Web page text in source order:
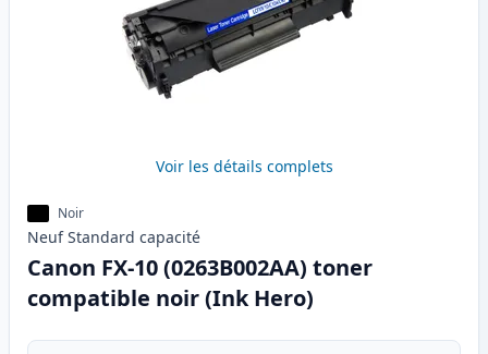
Voir les détails complets
Noir
Neuf Standard capacité
Canon FX-10 (0263B002AA) toner
compatible noir (Ink Hero)